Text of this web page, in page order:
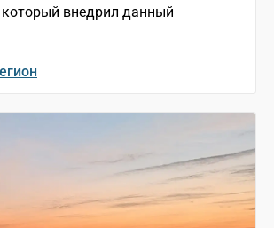
который внедрил данный